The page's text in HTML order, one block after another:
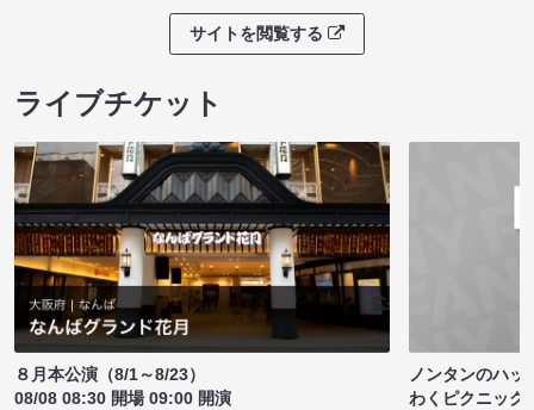
サイトを閲覧する
ライブチケット
８月本公演（8/1～8/23）
08/08 08:30 開場 09:00 開演
ノンタンのハッ
わくピクニック